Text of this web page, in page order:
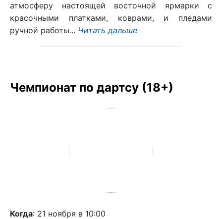
атмосферу настоящей восточной ярмарки с
красочными платками, коврами, и пледами
ручной работы... Читать дальше
Чемпионат по дартсу (18+)
Когда: 21 ноября в 10:00